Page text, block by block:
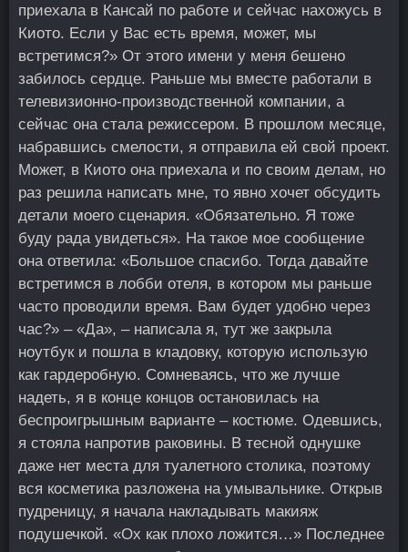
приехала в Кансай по работе и сейчас нахожусь в
Киото. Если у Вас есть время, может, мы
встретимся?» От этого имени у меня бешено
забилось сердце. Раньше мы вместе работали в
телевизионно-производственной компании, а
сейчас она стала режиссером. В прошлом месяце,
набравшись смелости, я отправила ей свой проект.
Может, в Киото она приехала и по своим делам, но
раз решила написать мне, то явно хочет обсудить
детали моего сценария. «Обязательно. Я тоже
буду рада увидеться». На такое мое сообщение
она ответила: «Большое спасибо. Тогда давайте
встретимся в лобби отеля, в котором мы раньше
часто проводили время. Вам будет удобно через
час?» – «Да», – написала я, тут же закрыла
ноутбук и пошла в кладовку, которую использую
как гардеробную. Сомневаясь, что же лучше
надеть, я в конце концов остановилась на
беспроигрышным варианте – костюме. Одевшись,
я стояла напротив раковины. В тесной однушке
даже нет места для туалетного столика, поэтому
вся косметика разложена на умывальнике. Открыв
пудреницу, я начала накладывать макияж
подушечкой. «Ох как плохо ложится…» Последнее